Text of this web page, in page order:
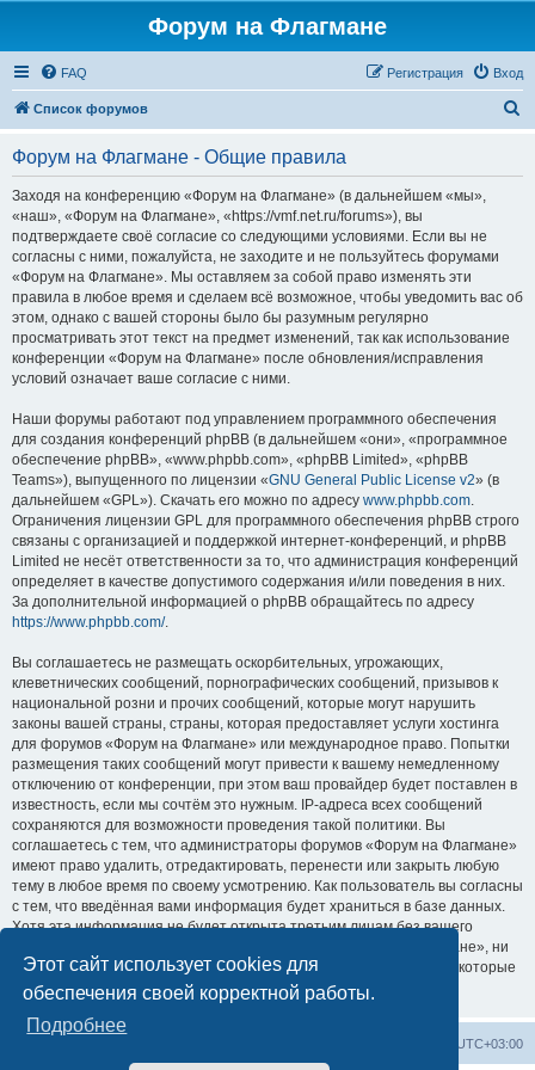
Этот сайт использует cookies для
обеспечения своей корректной работы.
Подробнее
Форум на Флагмане
FAQ Вход
Регистрация
Список форумов
Форум на Флагмане - Общие правила
Заходя на конференцию «Форум на Флагмане» (в дальнейшем «мы»,
«наш», «Форум на Флагмане», «https://vmf.net.ru/forums»), вы
подтверждаете своё согласие со следующими условиями. Если вы не
согласны с ними, пожалуйста, не заходите и не пользуйтесь форумами
«Форум на Флагмане». Мы оставляем за собой право изменять эти
правила в любое время и сделаем всё возможное, чтобы уведомить вас об
этом, однако с вашей стороны было бы разумным регулярно
просматривать этот текст на предмет изменений, так как использование
конференции «Форум на Флагмане» после обновления/исправления
условий означает ваше согласие с ними.
Наши форумы работают под управлением программного обеспечения
для создания конференций phpBB (в дальнейшем «они», «программное
обеспечение phpBB», «www.phpbb.com», «phpBB Limited», «phpBB
Teams»), выпущенного по лицензии «GNU General Public License v2» (в
дальнейшем «GPL»). Скачать его можно по адресу www.phpbb.com.
Ограничения лицензии GPL для программного обеспечения phpBB строго
связаны с организацией и поддержкой интернет-конференций, и phpBB
Limited не несёт ответственности за то, что администрация конференций
определяет в качестве допустимого содержания и/или поведения в них.
За дополнительной информацией о phpBB обращайтесь по адресу
https://www.phpbb.com/.
Вы соглашаетесь не размещать оскорбительных, угрожающих,
клеветнических сообщений, порнографических сообщений, призывов к
национальной розни и прочих сообщений, которые могут нарушить
законы вашей страны, страны, которая предоставляет услуги хостинга
для форумов «Форум на Флагмане» или международное право. Попытки
размещения таких сообщений могут привести к вашему немедленному
отключению от конференции, при этом ваш провайдер будет поставлен в
известность, если мы сочтём это нужным. IP-адреса всех сообщений
сохраняются для возможности проведения такой политики. Вы
соглашаетесь с тем, что администраторы форумов «Форум на Флагмане»
имеют право удалить, отредактировать, перенести или закрыть любую
тему в любое время по своему усмотрению. Как пользователь вы согласны
с тем, что введённая вами информация будет храниться в базе данных.
Хотя эта информация не будет открыта третьим лицам без вашего
разрешения, ни администрация конференции «Форум на Флагмане», ни
phpBB Limited не может быть ответственна за действия хакеров, которые
могут привести к несанкционированному доступу к ней.
UTC+03:00